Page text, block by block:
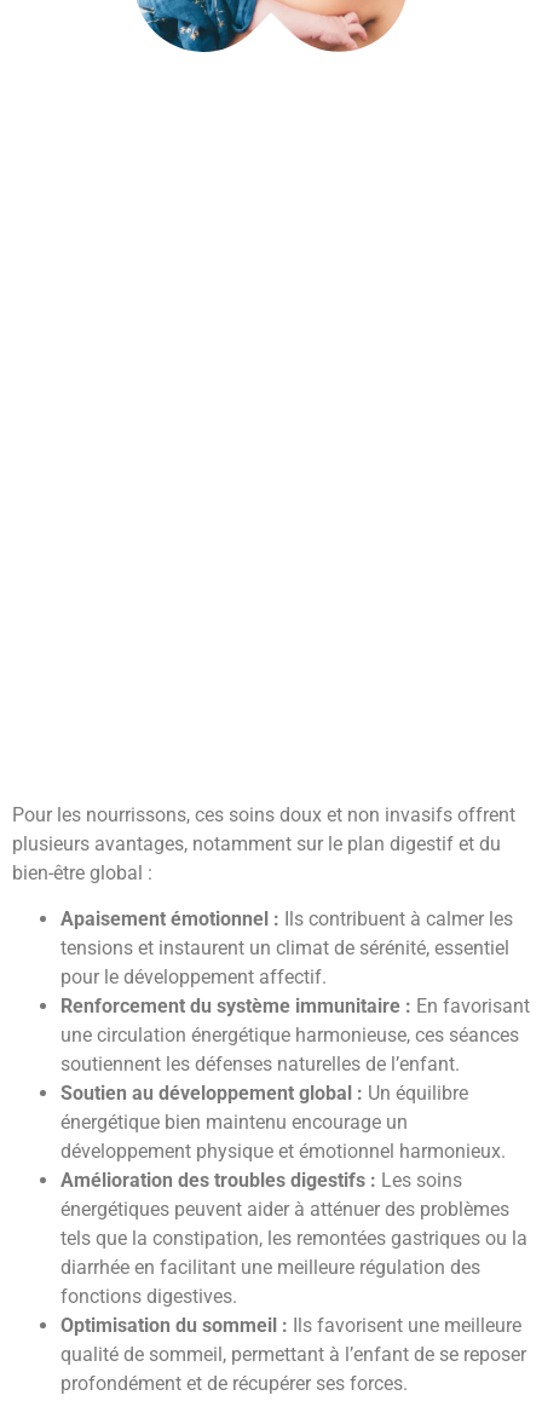
Pour les nourrissons, ces soins doux et non invasifs offrent
plusieurs avantages, notamment sur le plan digestif et du
bien-être global :
Apaisement émotionnel : Ils contribuent à calmer les
tensions et instaurent un climat de sérénité, essentiel
pour le développement affectif.
Renforcement du système immunitaire : En favorisant
une circulation énergétique harmonieuse, ces séances
soutiennent les défenses naturelles de l’enfant.
Soutien au développement global : Un équilibre
énergétique bien maintenu encourage un
développement physique et émotionnel harmonieux.
Amélioration des troubles digestifs : Les soins
énergétiques peuvent aider à atténuer des problèmes
tels que la constipation, les remontées gastriques ou la
diarrhée en facilitant une meilleure régulation des
fonctions digestives.
Optimisation du sommeil : Ils favorisent une meilleure
qualité de sommeil, permettant à l’enfant de se reposer
profondément et de récupérer ses forces.